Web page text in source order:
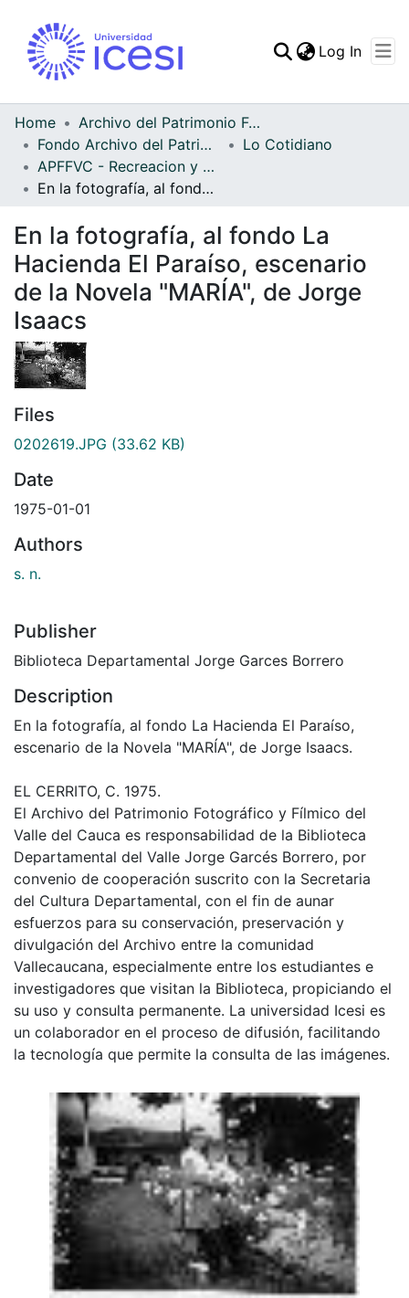
Statistics
Log In
Home
Archivo del Patrimonio Fotográfico y Fílmico del Valle del Cauca
Fondo Archivo del Patrimonio Fotográfico y Fílmico del Valle del Cauca
Lo Cotidiano
APFFVC - Recreacion y Paseo - Patrimonial
En la fotografía, al fondo La Hacienda El Paraíso, escenario de la Novela "MARÍA", de Jorge Isaacs
En la fotografía, al fondo La
Hacienda El Paraíso, escenario
de la Novela "MARÍA", de Jorge
Isaacs
Files
0202619.JPG (33.62 KB)
Date
1975-01-01
Authors
s. n.
Publisher
Biblioteca Departamental Jorge Garces Borrero
Description
En la fotografía, al fondo La Hacienda El Paraíso,
escenario de la Novela "MARÍA", de Jorge Isaacs.
EL CERRITO, C. 1975.
El Archivo del Patrimonio Fotográfico y Fílmico del
Valle del Cauca es responsabilidad de la Biblioteca
Departamental del Valle Jorge Garcés Borrero, por
convenio de cooperación suscrito con la Secretaria
del Cultura Departamental, con el fin de aunar
esfuerzos para su conservación, preservación y
divulgación del Archivo entre la comunidad
Vallecaucana, especialmente entre los estudiantes e
investigadores que visitan la Biblioteca, propiciando el
su uso y consulta permanente. La universidad Icesi es
un colaborador en el proceso de difusión, facilitando
la tecnología que permite la consulta de las imágenes.